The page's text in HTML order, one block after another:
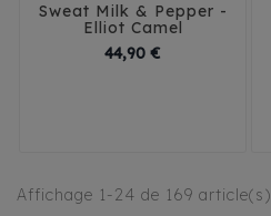
Sweat Milk & Pepper -
Elliot Camel
44,90 €
Affichage 1-24 de 169 article(s)